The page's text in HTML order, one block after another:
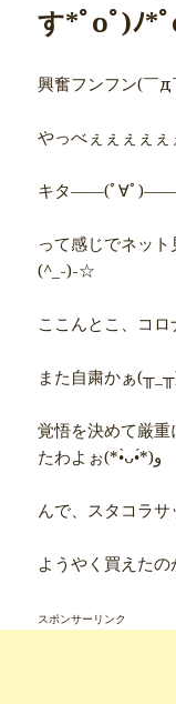
す*ﾟoﾟ)ﾉ*
興奮フンフン(￣д
やっべぇぇぇぇぇ
キタ――(ﾟ∀ﾟ)――
って感じでネッ
(^_-)-☆
ここんとこ、コ
また自粛かぁ
覚悟を決めて厳
たわよぉ(*•̀ᴗ•́*)و
んで、スタコラ
ようやく買えた
スポンサーリンク